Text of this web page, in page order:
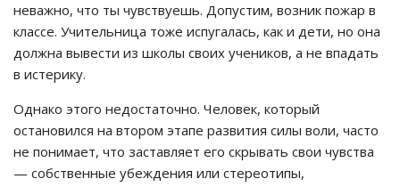
неважно, что ты чувствуешь. Допустим, возник пожар в
классе. Учительница тоже испугалась, как и дети, но она
должна вывести из школы своих учеников, а не впадать
в истерику.
Однако этого недостаточно. Человек, который
остановился на втором этапе развития силы воли, часто
не понимает, что заставляет его скрывать свои чувства
— собственные убеждения или стереотипы,